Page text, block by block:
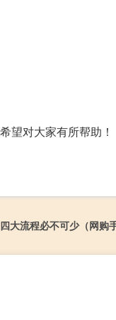
望对大家有所帮助！
大流程必不可少（网购